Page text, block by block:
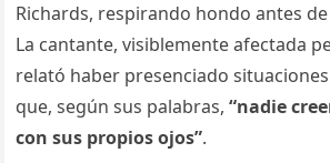
Richards, respirando hondo antes
La cantante, visiblemente afectada
relató haber presenciado
que, según sus palabras,“nadie
con sus propios ojos”.